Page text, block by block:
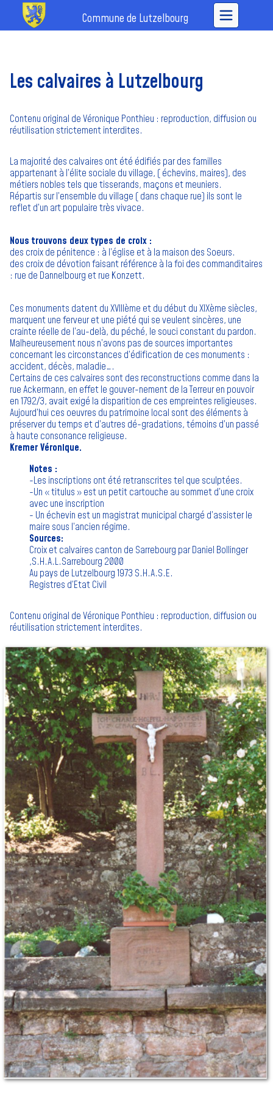
Commune de Lutzelbourg
Les calvaires à Lutzelbourg
Contenu original de Véronique Ponthieu : reproduction, diffusion ou
réutilisation strictement interdites.
La majorité des calvaires ont été édifiés par des familles
appartenant à l’élite sociale du village, ( échevins, maires), des
métiers nobles tels que tisserands, maçons et meuniers.
Répartis sur l’ensemble du village ( dans chaque rue) ils sont le
reflet d’un art populaire très vivace.
Nous trouvons deux types de croix :
des croix de pénitence : à l’église et à la maison des Soeurs.
des croix de dévotion faisant référence à la foi des commanditaires
: rue de Dannelbourg et rue Konzett.
Ces monuments datent du XVIIIème et du début du XIXème siècles,
marquent une ferveur et une piété qui se veulent sincères, une
crainte réelle de l’au-delà, du péché, le souci constant du pardon.
Malheureusement nous n’avons pas de sources importantes
concernant les circonstances d’édification de ces monuments :
accident, décès, maladie….
Certains de ces calvaires sont des reconstructions comme dans la
rue Ackermann, en effet le gouver-nement de la Terreur en pouvoir
en 1792/3, avait exigé la disparition de ces empreintes religieuses.
Aujourd’hui ces oeuvres du patrimoine local sont des éléments à
préserver du temps et d’autres dé-gradations, témoins d’un passé
à haute consonance religieuse.
Kremer Véronique.
Notes :
-Les inscriptions ont été retranscrites tel que sculptées.
-Un « titulus » est un petit cartouche au sommet d’une croix
avec une inscription
- Un échevin est un magistrat municipal chargé d’assister le
maire sous l’ancien régime.
Sources:
Croix et calvaires canton de Sarrebourg par Daniel Bollinger
,S.H.A.L.Sarrebourg 2000
Au pays de Lutzelbourg 1973 S.H.A.S.E.
Registres d’Etat Civil
Contenu original de Véronique Ponthieu : reproduction, diffusion ou
réutilisation strictement interdites.